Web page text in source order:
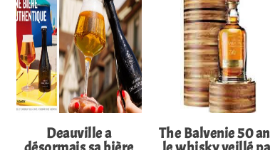
Deauville a
The Balvenie 50